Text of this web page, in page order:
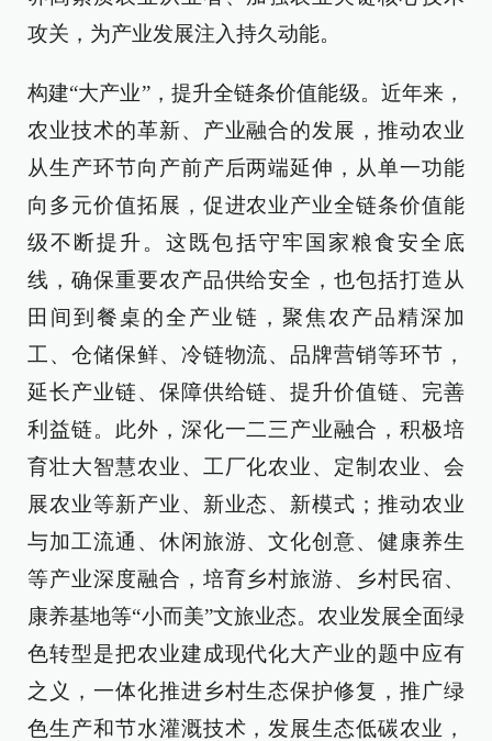
攻关，为产业发展注入持久动能。
构建“大产业”，提升全链条价值能级。近年来，
农业技术的革新、产业融合的发展，推动农业
从生产环节向产前产后两端延伸，从单一功能
向多元价值拓展，促进农业产业全链条价值能
级不断提升。这既包括守牢国家粮食安全底
线，确保重要农产品供给安全，也包括打造从
田间到餐桌的全产业链，聚焦农产品精深加
工、仓储保鲜、冷链物流、品牌营销等环节，
延长产业链、保障供给链、提升价值链、完善
利益链。此外，深化一二三产业融合，积极培
育壮大智慧农业、工厂化农业、定制农业、会
展农业等新产业、新业态、新模式；推动农业
与加工流通、休闲旅游、文化创意、健康养生
等产业深度融合，培育乡村旅游、乡村民宿、
康养基地等“小而美”文旅业态。农业发展全面绿
色转型是把农业建成现代化大产业的题中应有
之义，一体化推进乡村生态保护修复，推广绿
色生产和节水灌溉技术，发展生态低碳农业，